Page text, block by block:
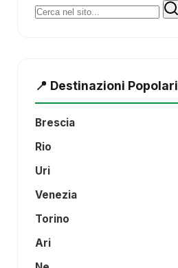
Cerca:
📍 Destinazioni Popolari
Brescia
Rio
Uri
Venezia
Torino
Ari